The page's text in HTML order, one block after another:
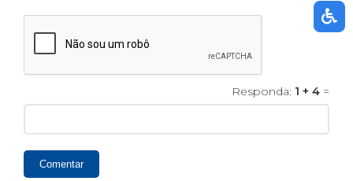
Responda: 1 + 4 =
Comentar